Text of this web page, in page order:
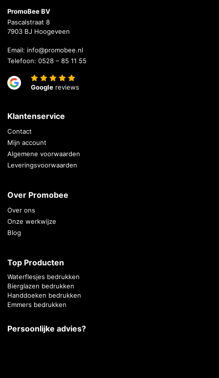
PromoBee BV
Pascalstraat 8
7903 BJ Hoogeveen
Email: info@promobee.nl
Telefoon: 0528 – 85 11 55
Google reviews
Klantenservice
Contact
Mijn account
Algemene voorwaarden
Leveringsvoorwaarden
Over Promobee
Over ons
Onze werkwijze
Blog
Top Producten
Waterflesjes bedrukken
Bierglazen bedrukken
Handdoeken bedrukken
Emmers bedrukken
Persoonlijke advies?